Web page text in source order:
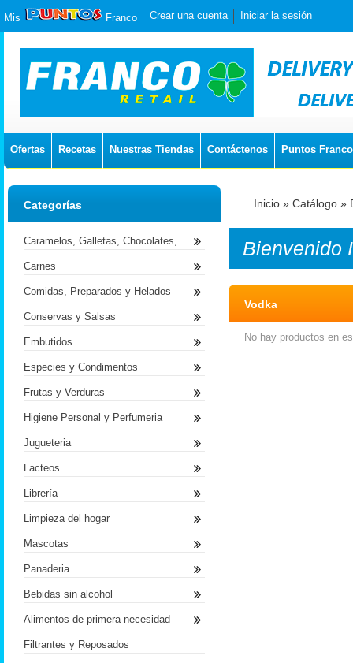
Mis Franco Crear una cuenta Iniciar la sesión
Ofertas Recetas Nuestras Tiendas Contáctenos Puntos Franco
Inicio » Catálogo »
Bienvenido
Vodka
No hay productos en
Categorías
Caramelos, Galletas, Chocolates,
Carnes
Comidas, Preparados y Helados
Conservas y Salsas
Embutidos
Especies y Condimentos
Frutas y Verduras
Higiene Personal y Perfumeria
Jugueteria
Lacteos
Librería
Limpieza del hogar
Mascotas
Panaderia
Bebidas sin alcohol
Alimentos de primera necesidad
Filtrantes y Reposados